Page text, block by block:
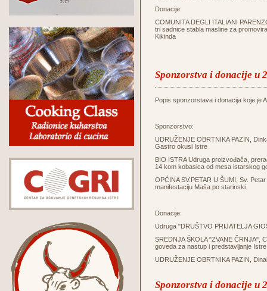
Donacije:
COMUNITA DEGLI ITALIANI
tri sadnice stabla masline za
Kikinda
Sponzorstva i donacije u
Popis sponzorstava i donacija koje je
Sponzorstvo:
UDRUŽENJE OBRTNIKA PAZIN,
Gastro okusi Istre
BIO ISTRA Udruga proizvođača,
14 kom kobasica od mesa istarskog
OPĆINA SV.PETAR U ŠUMI, Sv.
manifestaciju Maša po starinski
Donacije:
Udruga "DRUŠTVO PRIJATELJA
SREDNJA ŠKOLA "ZVANE ČRNJA",
goveda za nastup i predstavljanje
UDRUŽENJE OBRTNIKA PAZIN,
Sponzorstva i donacije u